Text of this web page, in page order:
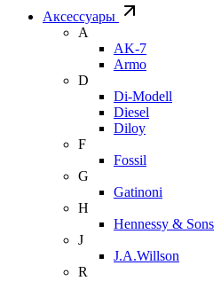
Аксессуары
A
AK-7
Armo
D
Di-Modell
Diesel
Diloy
F
Fossil
G
Gatinoni
H
Hennessy & Sons
J
J.A.Willson
R